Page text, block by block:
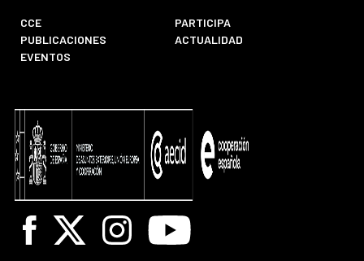
CCE
PARTICIPA
PUBLICACIONES
ACTUALIDAD
EVENTOS
Facebook
X InstagramYoutube